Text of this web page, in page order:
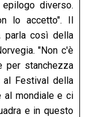
diverso.
lo accetto". Il
parla così della
"Non c'è
per stanchezza
al Festival della
al mondiale e ci
e in questo